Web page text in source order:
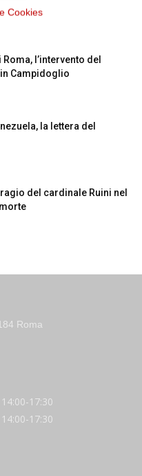
Cookies
l’intervento del
Campidoglio
la lettera del
del cardinale Ruini nel
Roma
17:30
17:30